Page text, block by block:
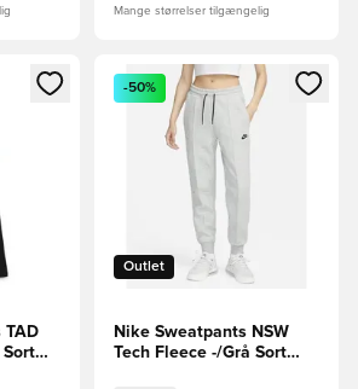
Mange størrelser tilgængelig
at logge ind eller tilmelde dig som
TAD
Sort
Åbner en Modal til at logge
Outlet
-50%
Nike Sweatpants NSW
Tech Fleece -/Grå Sort